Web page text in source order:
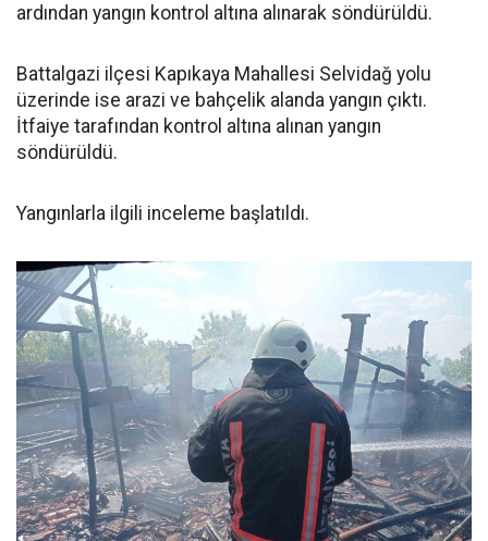
ardından yangın kontrol altına alınarak söndürüldü.
Battalgazi ilçesi Kapıkaya Mahallesi Selvidağ yolu
üzerinde ise arazi ve bahçelik alanda yangın çıktı.
İtfaiye tarafından kontrol altına alınan yangın
söndürüldü.
Yangınlarla ilgili inceleme başlatıldı.